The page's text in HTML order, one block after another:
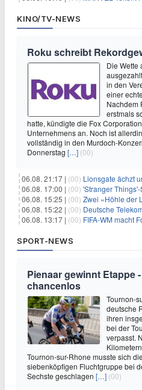
KINO/TV-NEWS
Roku schreibt
Die Wette
in den
einer
Nachdem
erstmals
hatte, kündigte die Fox
Unternehmens an. Noch ist
vollständig in den Murdoch-
Donnerstag […] (00)
06.08. 21:17 | (00) Lionsgate ächzt
06.08. 17:00 | (00) 'Stranger Things'-Star David
06.08. 15:25 | (00) Zwei «Höhle der
06.08. 15:22 | (00) Deutsche Telekom
06.08. 13:17 | (00) FIFA-WM macht
SPORT-NEWS
Pienaar gewinnt Etappe
chancenlos
Tournon-
deutsche
ihren
bei der
verpasst.
Tournon-sur-Rhone musste sich
siebenköpfigen Fluchtgruppe bei
Sechste geschlagen […] (00)